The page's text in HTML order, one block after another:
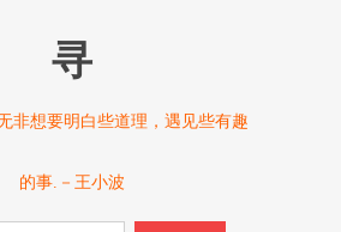
寻
非想要明白些道理，遇见些有趣
的事.－王小波